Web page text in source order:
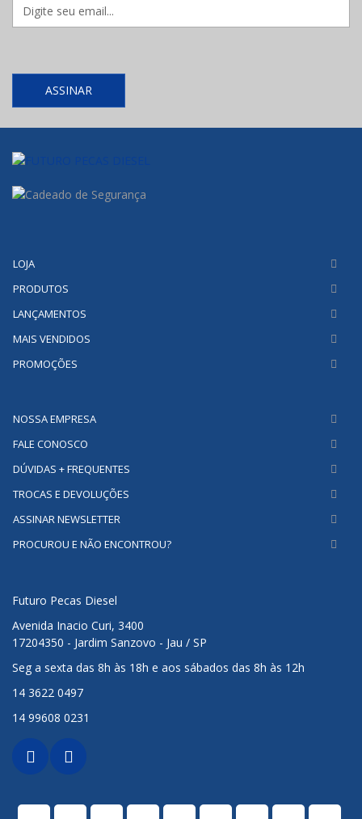
LOJA
PRODUTOS
LANÇAMENTOS
MAIS VENDIDOS
PROMOÇÕES
NOSSA EMPRESA
FALE CONOSCO
DÚVIDAS + FREQUENTES
TROCAS E DEVOLUÇÕES
ASSINAR NEWSLETTER
PROCUROU E NÃO ENCONTROU?
Futuro Pecas Diesel
Avenida Inacio Curi, 3400
17204350 - Jardim Sanzovo - Jau / SP
Seg a sexta das 8h às 18h e aos sábados das 8h às 12h
14 3622 0497
14 99608 0231